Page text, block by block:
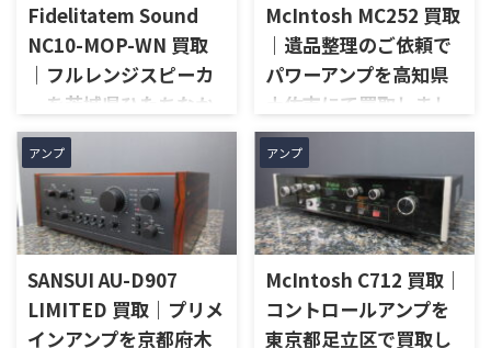
Fidelitatem Sound
NC10-MOP-WN 買取
｜フルレンジスピーカ
ーを茨城県ひたちなか
市で買取しました
茨城県ひたちなか市で、
Fidelitatem Soundのフルレン
ジスピーカー「NC10-MOP-
WN」を出張買取させていただ
きました。今回のお品物は、
Markaudioのフルレンジユニッ
トを使用したNC10系のスピー
カーシステムで、左右ペアの音
McIntosh MC252 買取
｜遺品整理のご依頼で
パワーアンプを高知県
土佐市にて買取しまし
た
高知県土佐市で、遺品整理に伴
いMcIntoshのステレオパワー
アンプ「MC252」を出張買取さ
せていただきました。今回の
お品物は、ご家族様より「大
切に使われていたオーディオ機
器なので、価値を分かるところ
に見てほしい」とご相談いた
アンプ
SANSUI AU-D907
LIMITED 買取｜プリメ
インアンプを京都府木
アンプ
McIntosh C712 買取｜
コントロールアンプを
東京都足立区で買取し